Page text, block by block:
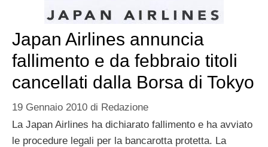
Japan Airlines annuncia
fallimento e da febbraio titoli
cancellati dalla Borsa di Tokyo
19 Gennaio 2010 di Redazione
La Japan Airlines ha dichiarato fallimento e ha avviato
le procedure legali per la bancarotta protetta. La